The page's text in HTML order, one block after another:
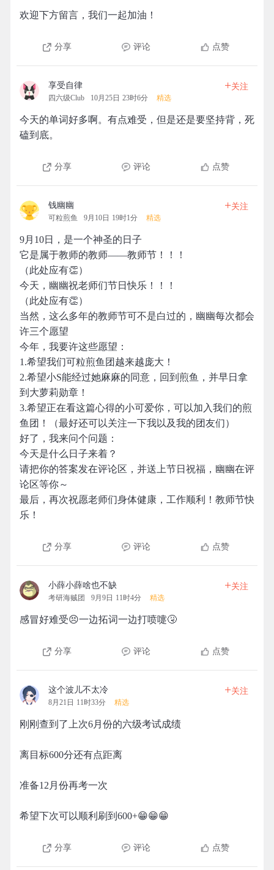
欢迎下方留言，我们一起加油！
分享 评论 点赞
享受自律
四六级Club 10月25日 23时6分 精选
+关注
今天的单词好多啊。有点难受，但是还是要坚持背，死
磕到底。
分享 评论 点赞
钱幽幽
可粒煎鱼 9月10日 19时1分 精选
+关注
9月10日，是一个神圣的日子
它是属于教师的教师——教师节！！！
（此处应有👏）
今天，幽幽祝老师们节日快乐！！！
（此处应有👏）
当然，这么多年的教师节可不是白过的，幽幽每次都会
许三个愿望
今年，我要许这些愿望：
1.希望我们可粒煎鱼团越来越庞大！
2.希望小S能经过她麻麻的同意，回到煎鱼，并早日拿
到大萝莉勋章！
3.希望正在看这篇心得的小可爱你，可以加入我们的煎
鱼团！（最好还可以关注一下我以及我的团友们）
好了，我来问个问题：
今天是什么日子来着？
请把你的答案发在评论区，并送上节日祝福，幽幽在评
论区等你～
最后，再次祝愿老师们身体健康，工作顺利！教师节快
乐！
分享 评论 点赞
小薛小薛啥也不缺
考研海贼团 9月9日 11时4分 精选
+关注
感冒好难受😣一边拓词一边打喷嚏🤧
分享 评论 点赞
这个波儿不太冷
8月21日 11时33分 精选
+关注
刚刚查到了上次6月份的六级考试成绩
离目标600分还有点距离
准备12月份再考一次
希望下次可以顺利刷到600+😁😁😁
分享 评论 点赞